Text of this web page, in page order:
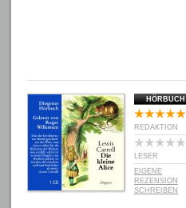
HÖRBUCH
REDAKTION
LESER
EIGENE
REZENSION
SCHREIBEN